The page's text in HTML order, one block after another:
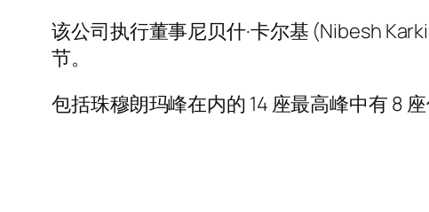
该公司执行董事尼贝什·卡尔基 (Nibesh
节。
包括珠穆朗玛峰在内的 14 座最高峰中有 8